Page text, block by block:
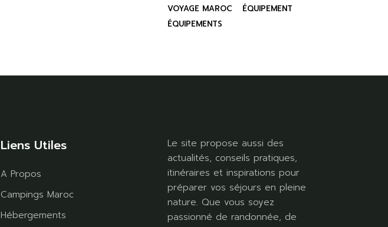
VOYAGE MAROC
ÉQUIPEMENT
ÉQUIPEMENTS
Liens Utiles
A Propos
Campings Maroc
Hébergements
Le site propose aussi des
actualités, conseils pratiques,
itinéraires et inspirations pour
préparer vos séjours en pleine
nature. Que vous soyez
passionné de randonnée, de